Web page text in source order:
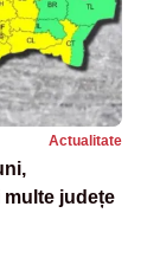
Actualitate
județe